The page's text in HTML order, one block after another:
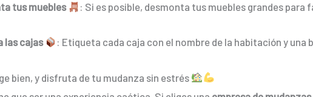
tus muebles : Si es posible, desmonta tus muebles grandes para
las cajas : Etiqueta cada caja con el nombre de la habitación y una
bien, y disfruta de tu mudanza sin estrés